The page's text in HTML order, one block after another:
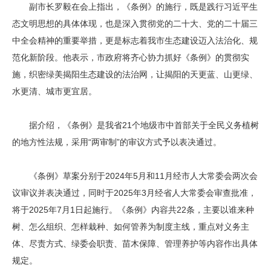
副市长罗毅在会上指出，《条例》的施行，既是践行习近平生
态文明思想的具体体现，也是深入贯彻党的二十大、党的二十届三
中全会精神的重要举措，更是标志着我市生态建设迈入法治化、规
范化新阶段。他表示，市政府将齐心协力抓好《条例》的贯彻实
施，织密绿美揭阳生态建设的法治网，让揭阳的天更蓝、山更绿、
水更清、城市更宜居。
据介绍，《条例》是我省21个地级市中首部关于全民义务植树
的地方性法规，采用“两审制”的审议方式予以表决通过。
《条例》草案分别于2024年5月和11月经市人大常委会两次会
议审议并表决通过，同时于2025年3月经省人大常委会审查批准，
将于2025年7月1日起施行。《条例》内容共22条，主要以谁来种
树、怎么组织、怎样栽种、如何管养为制度主线，重点对义务主
体、尽责方式、绿委会职责、苗木保障、管理养护等内容作出具体
规定。